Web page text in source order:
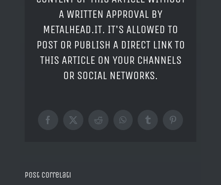
A WRITTEN APPROVAL BY
METALHEAD.IT. IT'S ALLOWED TO
POST OR PUBLISH A DIRECT LINK TO
THIS ARTICLE ON YOUR CHANNELS
OR SOCIAL NETWORKS.
Facebook
X RedditWhatsAppTumblrPinterest
Post correlati